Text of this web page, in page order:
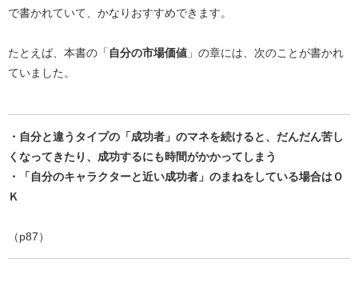
で書かれていて、かなりおすすめできます。
たとえば、本書の「 自分の市場価値 」の章には、次のことが書かれ
ていました。
・自分と違うタイプの「成功者」のマネを続けると、だんだん苦し
くなってきたり、成功するにも時間がかかってしまう
・「自分のキャラクターと近い成功者」のまねをしている場合はＯ
Ｋ
（p87）